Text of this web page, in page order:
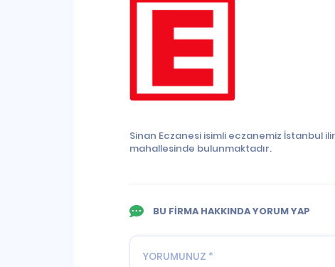
Sinan Eczanesi isimli eczanemiz İstanbul
mahallesinde bulunmaktadır.
BU FİRMA HAKKINDA YORUM YAP